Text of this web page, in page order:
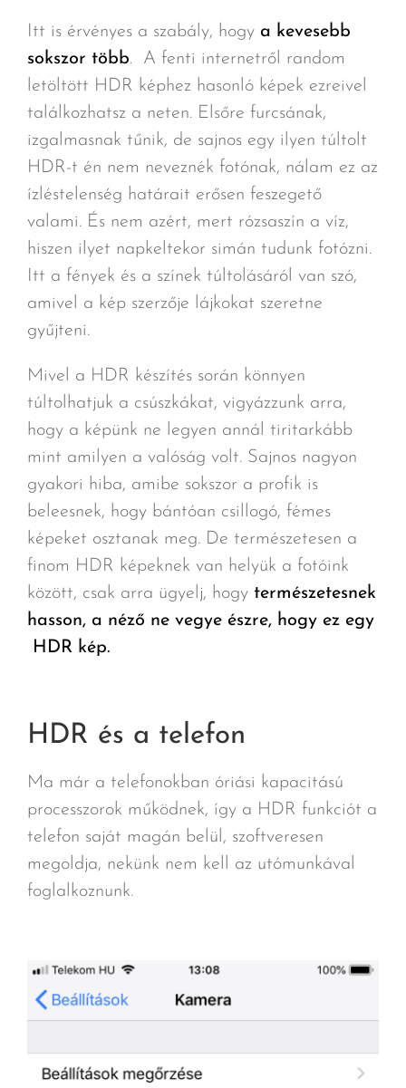
Itt is érvényes a szabály, hogy a kevesebb
sokszor több. A fenti internetről random
letöltött HDR képhez hasonló képek ezreivel
találkozhatsz a neten. Elsőre furcsának,
izgalmasnak tűnik, de sajnos egy ilyen túltolt
HDR-t én nem neveznék fotónak, nálam ez az
ízléstelenség határait erősen feszegető
valami. És nem azért, mert rózsaszín a víz,
hiszen ilyet napkeltekor simán tudunk fotózni.
Itt a fények és a színek túltolásáról van szó,
amivel a kép szerzője lájkokat szeretne
gyűjteni.
Mivel a HDR készítés során könnyen
túltolhatjuk a csúszkákat, vigyázzunk arra,
hogy a képünk ne legyen annál tiritarkább
mint amilyen a valóság volt. Sajnos nagyon
gyakori hiba, amibe sokszor a profik is
beleesnek, hogy bántóan csillogó, fémes
képeket osztanak meg. De természetesen a
finom HDR képeknek van helyük a fotóink
között, csak arra ügyelj, hogy természetesnek
hasson, a néző ne vegye észre, hogy ez egy
HDR kép.
HDR és a telefon
Ma már a telefonokban óriási kapacitású
processzorok működnek, így a HDR funkciót a
telefon saját magán belül, szoftveresen
megoldja, nekünk nem kell az utómunkával
foglalkoznunk.